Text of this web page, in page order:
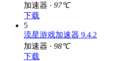
加速器 · 97℃
下载
5
流星游戏加速器 9.4.2
加速器 · 98℃
下载